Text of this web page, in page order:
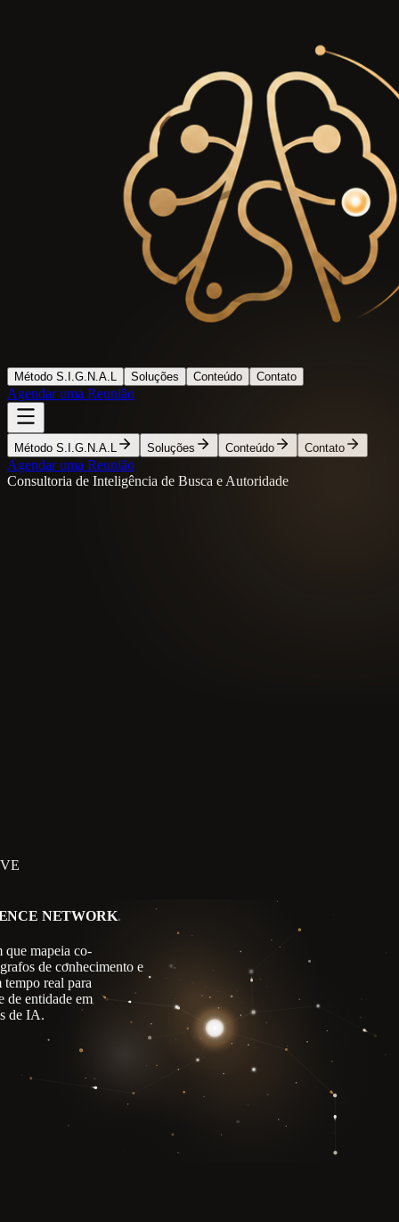
Método S.I.G.N.A.L Soluções Conteúdo Contato
Agendar uma Reunião
Método S.I.G.N.A.L Soluções Conteúdo Contato
Agendar uma Reunião
Consultoria de Inteligência de Busca e Autoridade
NETWORK
que mapeia co-
de conhecimento e
tempo real para
de entidade em
de IA.